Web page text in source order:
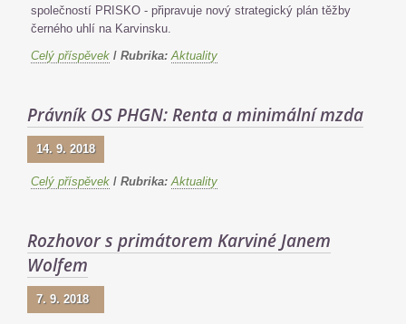
společností PRISKO - připravuje nový strategický plán těžby
černého uhlí na Karvinsku.
Celý příspěvek / Rubrika: Aktuality
Právník OS PHGN: Renta a minimální mzda
14. 9. 2018
Celý příspěvek / Rubrika: Aktuality
Rozhovor s primátorem Karviné Janem
Wolfem
7. 9. 2018